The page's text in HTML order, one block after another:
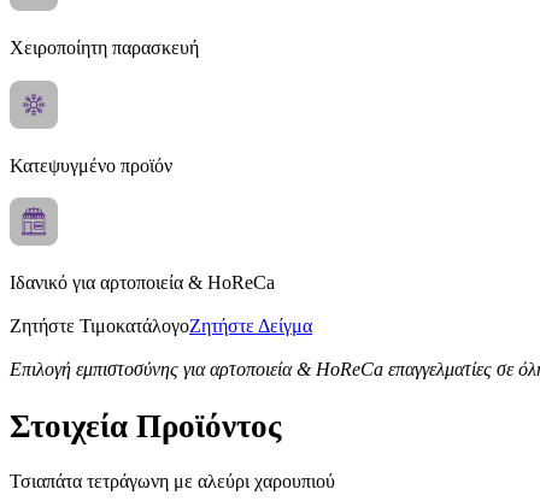
Χειροποίητη παρασκευή
Κατεψυγμένο προϊόν
Ιδανικό για αρτοποιεία & HoReCa
Ζητήστε ΤιμοκατάλογοΖητήστε Δείγμα
Επιλογή εμπιστοσύνης για αρτοποιεία & HoReCa επαγγελματίες σε
Στοιχεία Προϊόντος
Τσιαπάτα τετράγωνη με αλεύρι χαρουπιού